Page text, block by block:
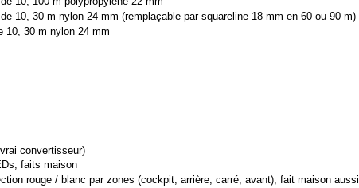
10, 30 m nylon 24 mm (remplaçable par squareline 18 mm en 60 ou 90 m)
10, 30 m nylon 24 mm
convertisseur)
faits maison
rouge / blanc par zones (cockpit, arrière, carré, avant), fait maison aussi